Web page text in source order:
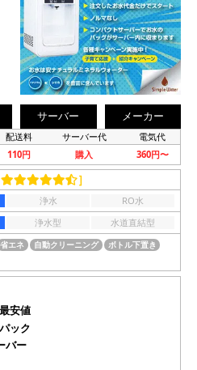
サーバー メーカー
配送料 サーバー代 電気代
110円 購入 360円〜
］
浄水
RO水
浄水型
水道直結型
省エネ 自動クリーニング
ボトル下置き
安値
ック
バー